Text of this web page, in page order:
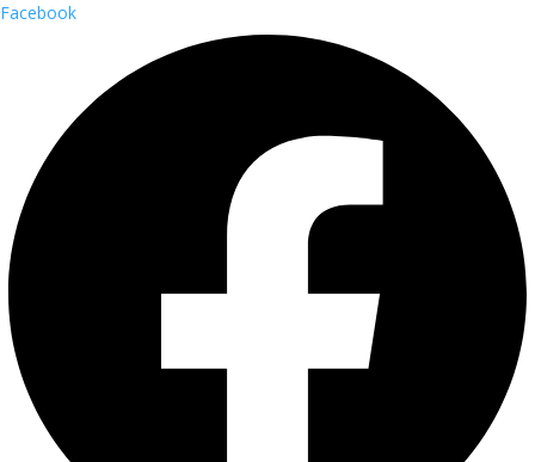
Facebook